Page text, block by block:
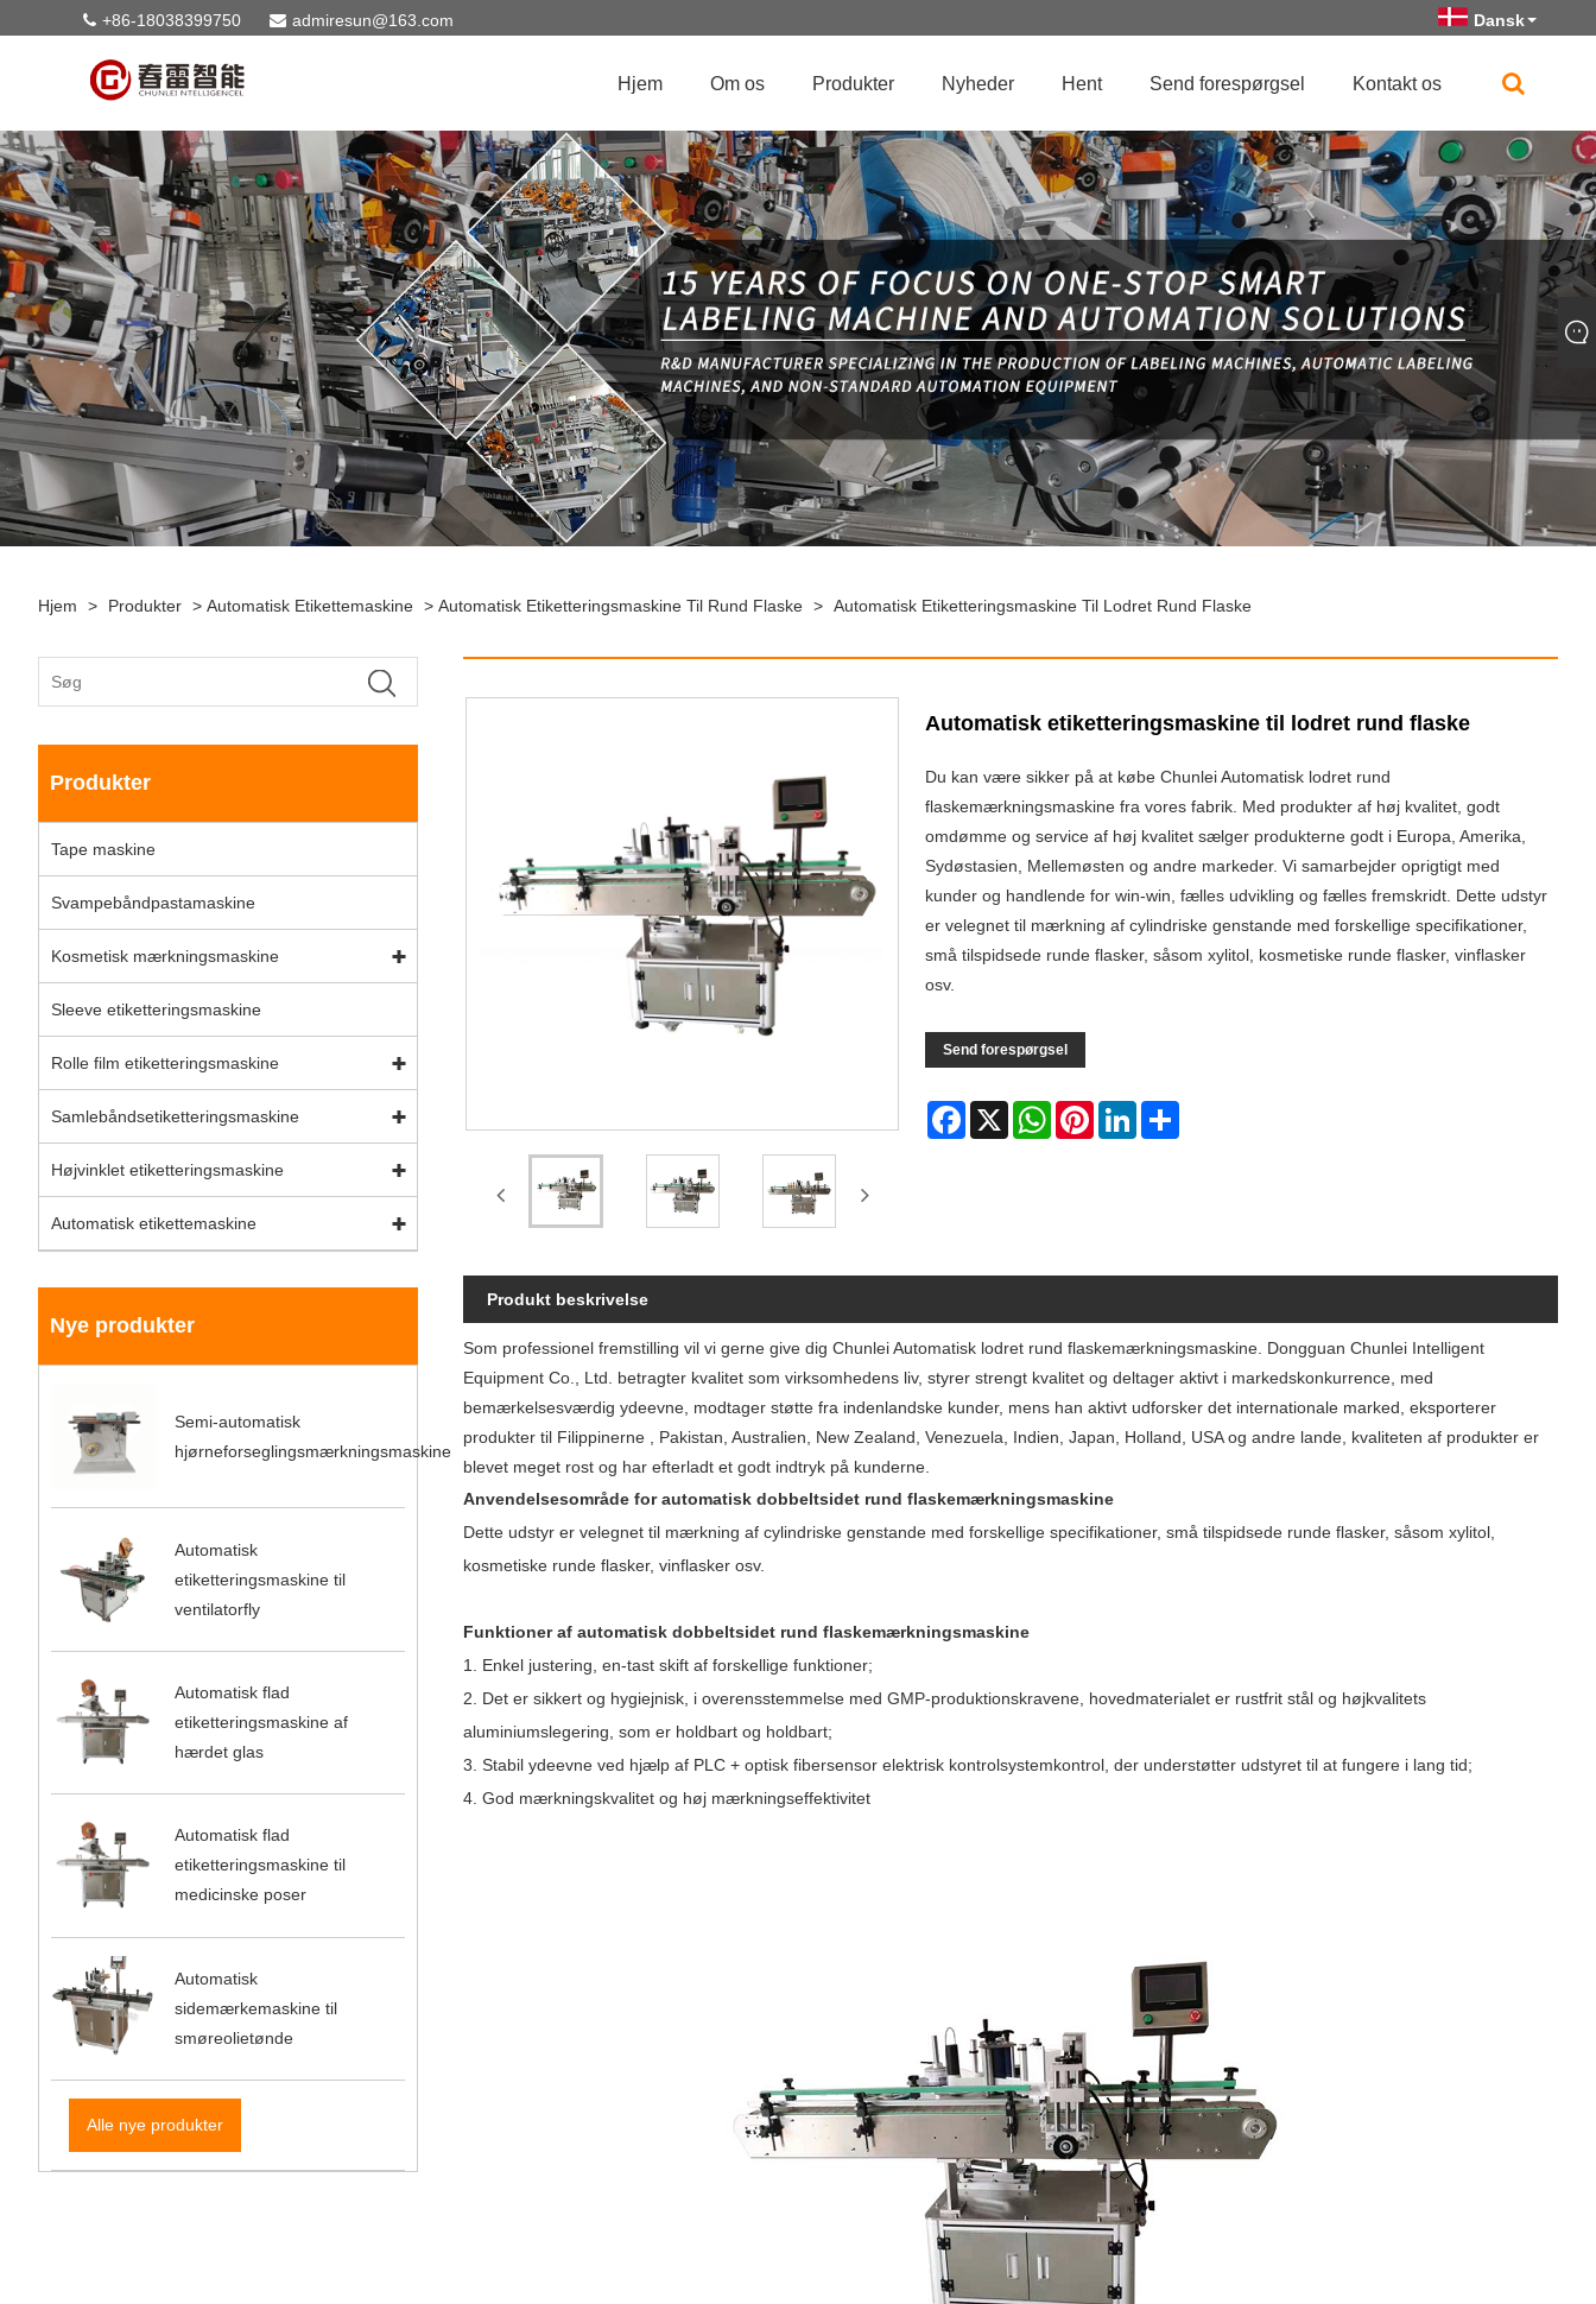
+86-18038399750 admiresun@163.com Dansk
Hjem Om os Produkter Nyheder Hent Send forespørgsel Kontakt os
Hjem > Produkter > Automatisk Etikettemaskine > Automatisk Etiketteringsmaskine Til Rund Flaske > Automatisk Etiketteringsmaskine Til Lodret Rund Flaske
Produkter
Tape maskine
Svampebåndpastamaskine
Kosmetisk mærkningsmaskine
Sleeve etiketteringsmaskine
Rolle film etiketteringsmaskine
Samlebåndsetiketteringsmaskine
Højvinklet etiketteringsmaskine
Automatisk etikettemaskine
Nye produkter
Semi-automatisk
hjørneforseglingsmærkningsmaskine
Automatisk
etiketteringsmaskine til
ventilatorfly
Automatisk flad
etiketteringsmaskine af
hærdet glas
Automatisk flad
etiketteringsmaskine til
medicinske poser
Automatisk
sidemærkemaskine til
smøreolietønde
Alle nye produkter
Automatisk etiketteringsmaskine til lodret rund flaske
Du kan være sikker på at købe Chunlei Automatisk lodret rund
flaskemærkningsmaskine fra vores fabrik. Med produkter af høj kvalitet, godt
omdømme og service af høj kvalitet sælger produkterne godt i Europa, Amerika,
Sydøstasien, Mellemøsten og andre markeder. Vi samarbejder oprigtigt med
kunder og handlende for win-win, fælles udvikling og fælles fremskridt. Dette udstyr
er velegnet til mærkning af cylindriske genstande med forskellige specifikationer,
små tilspidsede runde flasker, såsom xylitol, kosmetiske runde flasker, vinflasker
osv.
Send forespørgsel
Facebook
X WhatsAppPinterestLinkedIn
Produkt beskrivelse
Som professionel fremstilling vil vi gerne give dig Chunlei Automatisk lodret rund flaskemærkningsmaskine. Dongguan Chunlei Intelligent
Equipment Co., Ltd. betragter kvalitet som virksomhedens liv, styrer strengt kvalitet og deltager aktivt i markedskonkurrence, med
bemærkelsesværdig ydeevne, modtager støtte fra indenlandske kunder, mens han aktivt udforsker det internationale marked, eksporterer
produkter til Filippinerne , Pakistan, Australien, New Zealand, Venezuela, Indien, Japan, Holland, USA og andre lande, kvaliteten af ​​produkter er
blevet meget rost og har efterladt et godt indtryk på kunderne.
Anvendelsesområde for automatisk dobbeltsidet rund flaskemærkningsmaskine
Dette udstyr er velegnet til mærkning af cylindriske genstande med forskellige specifikationer, små tilspidsede runde flasker, såsom xylitol,
kosmetiske runde flasker, vinflasker osv.
Funktioner af automatisk dobbeltsidet rund flaskemærkningsmaskine
1. Enkel justering, en-tast skift af forskellige funktioner;
2. Det er sikkert og hygiejnisk, i overensstemmelse med GMP-produktionskravene, hovedmaterialet er rustfrit stål og højkvalitets
aluminiumslegering, som er holdbart og holdbart;
3. Stabil ydeevne ved hjælp af PLC + optisk fibersensor elektrisk kontrolsystemkontrol, der understøtter udstyret til at fungere i lang tid;
4. God mærkningskvalitet og høj mærkningseffektivitet